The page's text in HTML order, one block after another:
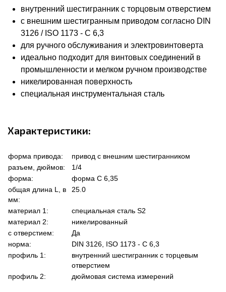
внутренний шестигранник с торцовым отверстием
с внешним шестигранным приводом согласно DIN
3126 / ISO 1173 - C 6,3
для ручного обслуживания и электровинтоверта
идеально подходит для винтовых соединений в
промышленности и мелком ручном производстве
никелированная поверхность
специальная инструментальная сталь
Характеристики:
форма привода:
привод с внешним шестигранником
разъем, дюймов:
1/4
форма:
форма C 6,35
общая длина L, в
мм:
25.0
материал 1:
специальная сталь S2
материал 2:
никелированный
с отверстием:
Да
норма:
DIN 3126, ISO 1173 - C 6,3
профиль 1:
внутренний шестигранник с торцевым
отверстием
профиль 2:
дюймовая система измерений